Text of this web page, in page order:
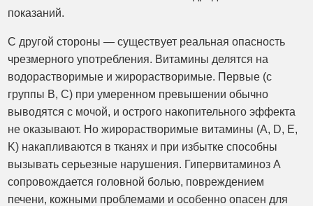
показаний.
С другой стороны — существует реальная опасность
чрезмерного употребления. Витамины делятся на
водорастворимые и жирорастворимые. Первые (с
группы B, C) при умеренном превышении обычно
выводятся с мочой, и острого накопительного эффекта
не оказывают. Но жирорастворимые витамины (A, D, E,
K) накапливаются в тканях и при избытке способны
вызывать серьезные нарушения. Гипервитаминоз A
сопровождается головной болью, повреждением
печени, кожными проблемами и особенно опасен для